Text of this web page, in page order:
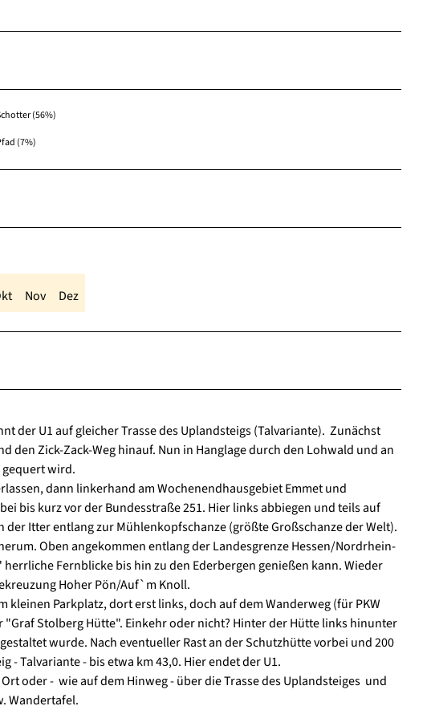
(56%)
(7%)
Nov Dez
der U1 auf gleicher Trasse des Uplandsteigs (Talvariante). Zunächst
Zick-Zack-Weg hinauf. Nun in Hanglage durch den Lohwald und an
gequert wird.
dann linkerhand am Wochenendhausgebiet Emmet und
bis kurz vor der Bundesstraße 251. Hier links abbiegen und teils auf
der Itter entlang zur Mühlenkopfschanze (größte Großschanze der Welt).
Oben angekommen entlang der Landesgrenze Hessen/Nordrhein-
Fernblicke bis hin zu den Ederbergen genießen kann. Wieder
Hoher Pön/Auf`m Knoll.
kleinen Parkplatz, dort erst links, doch auf dem Wanderweg (für PKW
Stolberg Hütte". Einkehr oder nicht? Hinter der Hütte links hinunter
wurde. Nach eventueller Rast an der Schutzhütte vorbei und 200
Talvariante - bis etwa km 43,0. Hier endet der U1.
oder - wie auf dem Hinweg - über die Trasse des Uplandsteiges und
Wandertafel.